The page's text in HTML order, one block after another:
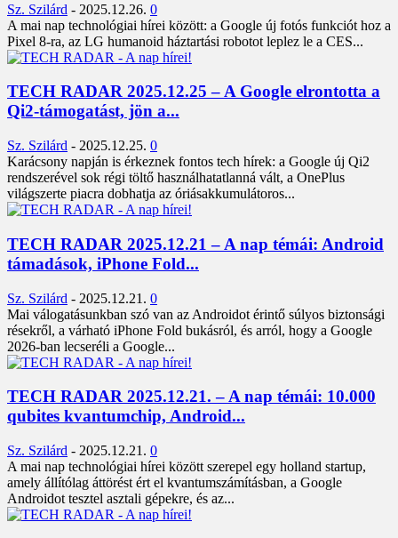
Sz. Szilárd - 2025.12.26. 0
A mai nap technológiai hírei között: a Google új fotós funkciót hoz a
Pixel 8-ra, az LG humanoid háztartási robotot leplez le a CES...
TECH RADAR 2025.12.25 – A Google elrontotta a
Qi2-támogatást, jön a...
Sz. Szilárd - 2025.12.25. 0
Karácsony napján is érkeznek fontos tech hírek: a Google új Qi2
rendszerével sok régi töltő használhatatlanná vált, a OnePlus
világszerte piacra dobhatja az óriásakkumulátoros...
TECH RADAR 2025.12.21 – A nap témái: Android
támadások, iPhone Fold...
Sz. Szilárd - 2025.12.21. 0
Mai válogatásunkban szó van az Androidot érintő súlyos biztonsági
résekről, a várható iPhone Fold bukásról, és arról, hogy a Google
2026-ban lecseréli a Google...
TECH RADAR 2025.12.21. – A nap témái: 10.000
qubites kvantumchip, Android...
Sz. Szilárd - 2025.12.21. 0
A mai nap technológiai hírei között szerepel egy holland startup,
amely állítólag áttörést ért el kvantumszámításban, a Google
Androidot tesztel asztali gépekre, és az...